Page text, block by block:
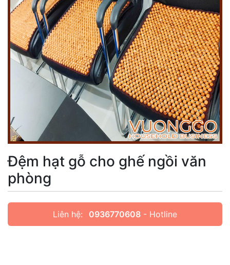
Đệm hạt gỗ cho ghế ngồi văn
phòng
Liên hệ: 0936770608 - Hotline